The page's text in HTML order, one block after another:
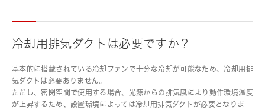
冷却用排気ダクトは必要ですか？
基本的に搭載されている冷却ファンで十分な冷却が可能なため、冷却用排
気ダクトは必要ありません。
ただし、密閉空間で使用する場合、光源からの排気風により動作環境温度
が上昇するため、設置環境によっては冷却用排気ダクトが必要となりま